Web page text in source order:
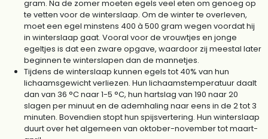
gram. Na de zomer moeten egels veel eten om genoeg op
te vetten voor de winterslaap. Om de winter te overleven,
moet een egel minstens 400 à 500 gram wegen voordat hij
in winterslaap gaat. Vooral voor de vrouwtjes en jonge
egeltjes is dat een zware opgave, waardoor zij meestal later
beginnen te winterslapen dan de mannetjes.
Tijdens de winterslaap kunnen egels tot 40% van hun
lichaamsgewicht verliezen. Hun lichaamstemperatuur daalt
dan van 36 °C naar 1-5 °C, hun hartslag van 190 naar 20
slagen per minuut en de ademhaling naar eens in de 2 tot 3
minuten. Bovendien stopt hun spijsvertering. Hun winterslaap
duurt over het algemeen van oktober-november tot maart-